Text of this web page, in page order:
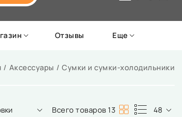
Отзывы Еще
Аксессуары Сумки и сумки-холодильники
Всего товаров 13 48